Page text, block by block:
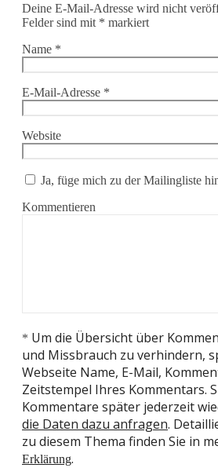
Deine E-Mail-Adresse wird nicht
Felder sind mit * markiert
Name *
E-Mail-Adresse *
Website
Ja, füge mich zu der Mailingliste
Kommentieren
* Um die Übersicht über
und Missbrauch zu verhindern,
Webseite Name, E-Mail,
Zeitstempel Ihres Kommentars.
Kommentare später jederzeit
die Daten dazu anfragen.
zu diesem Thema finden Sie in
Erklärung.